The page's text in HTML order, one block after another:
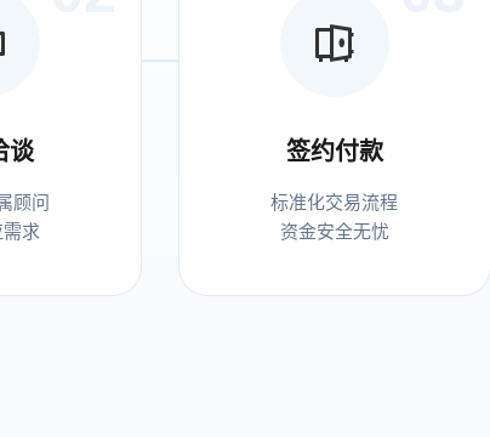
谈
顾问
求
签约付款
标准化交易流程
资金安全无忧